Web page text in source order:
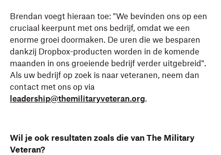
Brendan voegt hieraan toe: "We bevinden ons op een
cruciaal keerpunt met ons bedrijf, omdat we een
enorme groei doormaken. De uren die we besparen
dankzij Dropbox-producten worden in de komende
maanden in ons groeiende bedrijf verder uitgebreid".
Als uw bedrijf op zoek is naar veteranen, neem dan
contact met ons op via
leadership@themilitaryveteran.org.
Wil je ook resultaten zoals die van The Military
Veteran?